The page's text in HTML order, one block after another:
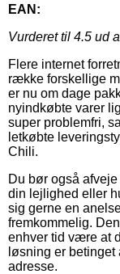
EAN:
Vurderet til 4.5 ud
Flere internet
række forskellige
er nu om dage
nyindkøbte varer
super problemfri,
letkøbte
Chili.
Du bør også
din lejlighed eller
sig gerne en
fremkommelig.
enhver tid være at
løsning er
adresse.